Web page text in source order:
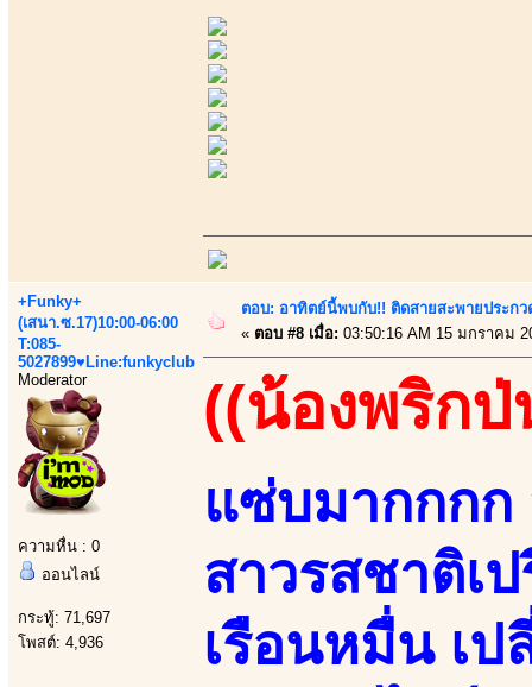
+Funky+
(เสนา.ซ.17)10:00-06:00
T:085-
5027899♥Line:funkyclub
Moderator
ความหื่น : 0
ออนไลน์
กระทู้: 71,697
โพสต์: 4,936
ตอบ: อาทิตย์นี้พบกับ!! ติดสายสะพายประกว
« ตอบ #8 เมื่อ: 03:50:16 AM 15 มกราคม
((น้องพริกป่
แซ่บมากกกก
สาวรสชาติเ
เรือนหมื่น เป